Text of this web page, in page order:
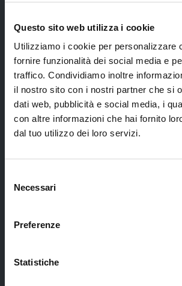
Questo sito web utilizza i cookie
Utilizziamo i cookie per personalizzare
fornire funzionalità dei social media e
traffico. Condividiamo inoltre
il nostro sito con i nostri partner che si
dati web, pubblicità e social media, i
con altre informazioni che hai fornito
dal tuo utilizzo dei loro servizi.
delNecessari
Preferenze
Statistiche
staff Blueberry
Travel;
documenti di
viaggio digitali ed
eco-sostenibili;
kit di viaggio.
SIM.
La quota non comprende
cene, bibite ed extra di carattere